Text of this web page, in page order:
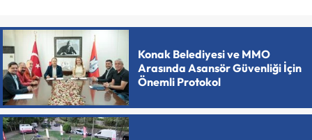
Konak Belediyesi ve MMO
Arasında Asansör Güvenliği İçin
Önemli Protokol